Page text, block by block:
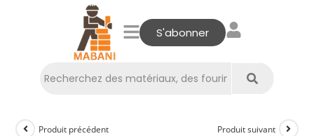
S'abonner
Produit précédent Produit suivant